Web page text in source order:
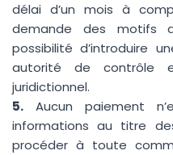
délai d’un mois à
demande des
possibilité d’introduire
autorité de contrôle
juridictionnel.
5. Aucun paiement
informations au titre
procéder à toute